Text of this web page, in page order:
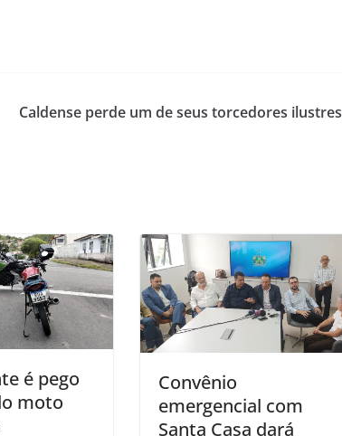
Caldense perde um de seus torcedores ilustres
é pego
moto
Convênio
emergencial com
Santa Casa dará